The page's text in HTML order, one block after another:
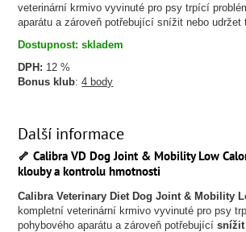
veterinární krmivo vyvinuté pro psy trpící
aparátu a zároveň potřebující snížit nebo udržet
Dostupnost: skladem
DPH: 12 %
Bonus klub:4 body
Další informace
🦴 Calibra VD Dog Joint & Mobility Low
klouby a kontrolu hmotnosti
Calibra Veterinary Diet Dog Joint & Mobility
kompletní veterinární krmivo vyvinuté pro psy
pohybového aparátu a zároveň potřebujícísnížit